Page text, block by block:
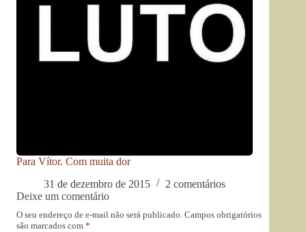
Para Vítor. Com muita dor
31 de dezembro de 2015
2 comentários
Deixe um comentário
O seu endereço de e-mail não será publicado. Campos obrigatórios
são marcados com *